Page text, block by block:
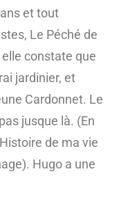
et tout
Le Péché de
constate que
jardinier, et
Cardonnet. Le
jusque là. (En
de ma vie
Hugo a une